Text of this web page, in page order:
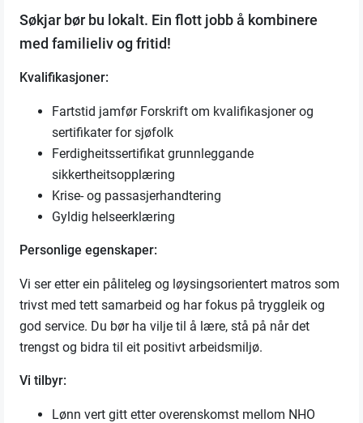
Søkjar bør bu lokalt. Ein flott jobb å kombinere
med familieliv og fritid!
Kvalifikasjoner:
Fartstid jamfør Forskrift om kvalifikasjoner og
sertifikater for sjøfolk
Ferdigheitssertifikat grunnleggande
sikkertheitsopplæring
Krise- og passasjerhandtering
Gyldig helseerklæring
Personlige egenskaper:
Vi ser etter ein påliteleg og løysingsorientert matros som
trivst med tett samarbeid og har fokus på tryggleik og
god service. Du bør ha vilje til å lære, stå på når det
trengst og bidra til eit positivt arbeidsmiljø.
Vi tilbyr:
Lønn vert gitt etter overenskomst mellom NHO